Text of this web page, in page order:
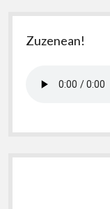
Zuzenean!